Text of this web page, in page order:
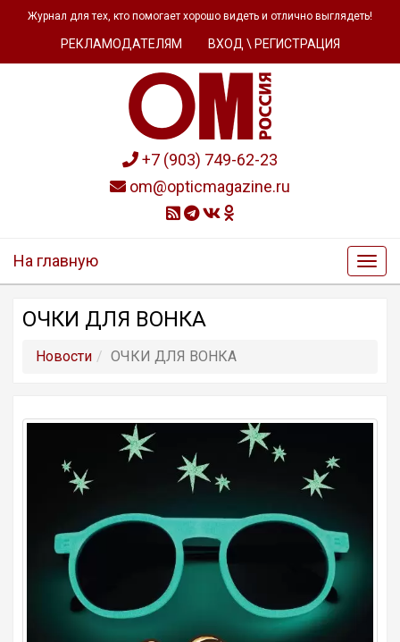
Журнал для тех, кто помогает хорошо видеть и отлично выглядеть!
РЕКЛАМОДАТЕЛЯМ ВХОД \ РЕГИСТРАЦИЯ
+7 (903) 749-62-23
om@opticmagazine.ru
На главную
ОЧКИ ДЛЯ ВОНКА
Новости ОЧКИ ДЛЯ ВОНКА